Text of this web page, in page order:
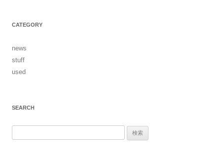
CATEGORY
news
stuff
used
SEARCH